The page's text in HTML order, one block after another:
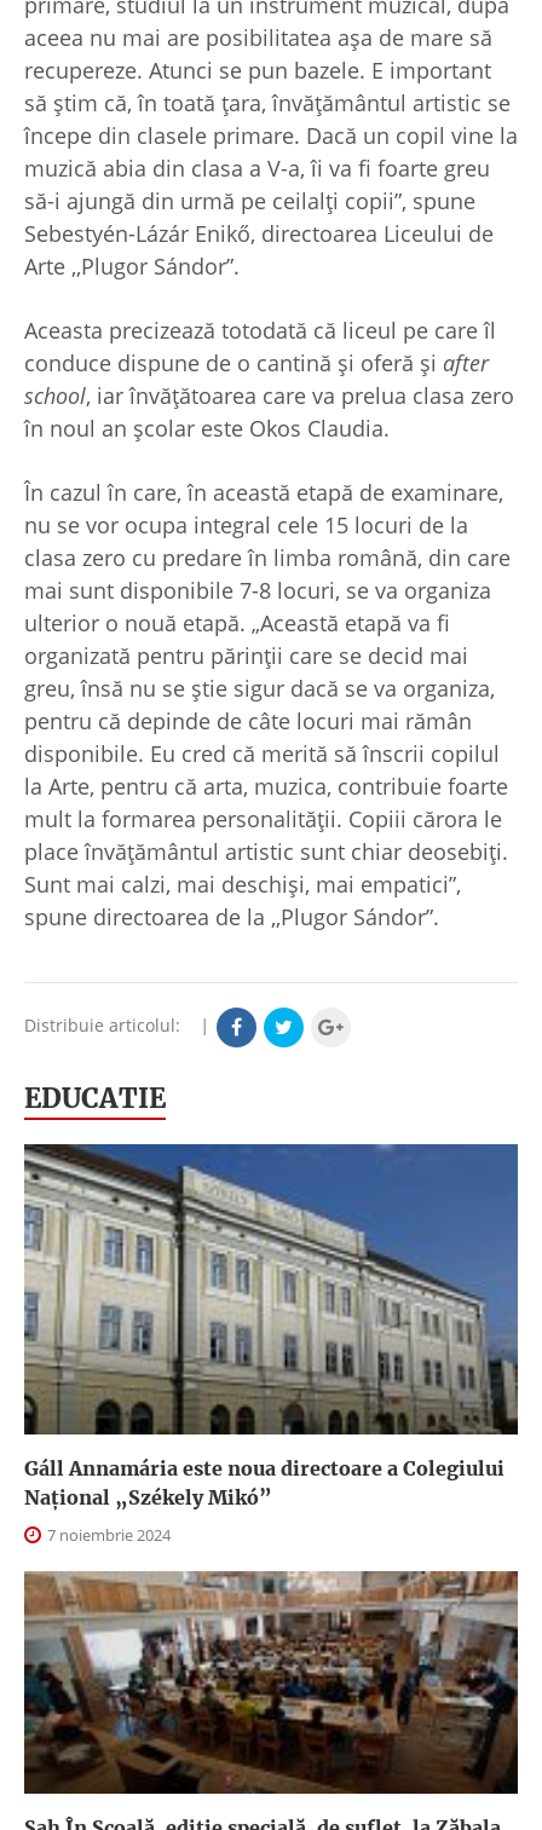
aceea nu mai are posibilitatea așa de mare să
recupereze. Atunci se pun bazele. E important
să știm că, în toată țara, învățământul artistic se
începe din clasele primare. Dacă un copil vine la
muzică abia din clasa a V-a, îi va fi foarte greu
să-i ajungă din urmă pe ceilalți copii”, spune
Sebestyén-Lázár Enikő, directoarea Liceului de
Arte ,,Plugor Sándor”.
Aceasta precizează totodată că liceul pe care îl
conduce dispune de o cantină și oferă și after
school, iar învățătoarea care va prelua clasa zero
în noul an școlar este Okos Claudia.
În cazul în care, în această etapă de examinare,
nu se vor ocupa integral cele 15 locuri de la
clasa zero cu predare în limba română, din care
mai sunt disponibile 7-8 locuri, se va organiza
ulterior o nouă etapă. „Această etapă va fi
organizată pentru părinții care se decid mai
greu, însă nu se știe sigur dacă se va organiza,
pentru că depinde de câte locuri mai rămân
disponibile. Eu cred că merită să înscrii copilul
la Arte, pentru că arta, muzica, contribuie foarte
mult la formarea personalității. Copiii cărora le
place învățământul artistic sunt chiar deosebiți.
Sunt mai calzi, mai deschiși, mai empatici”,
spune directoarea de la ,,Plugor Sándor”.
Distribuie articolul: |
EDUCATIE
Gáll Annamária este noua directoare a Colegiului
Național „Székely Mikó”
7 noiembrie 2024